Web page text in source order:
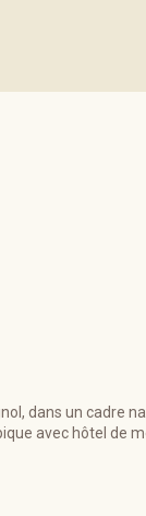
dans un cadre
avec hôtel de